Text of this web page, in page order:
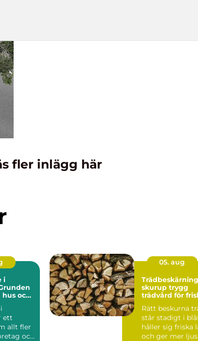
fler inlägg här
i
hus och
ett
allt fler
och
05. aug
Trädbeskärning
skurup trygg
trädvård för
Rätt beskurna
står stadigt i
håller sig friska
och ger mer